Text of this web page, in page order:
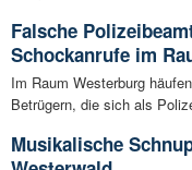
Falsche
Schockanrufe im
Im Raum Westerburg
Betrügern, die sich als
Musikalische